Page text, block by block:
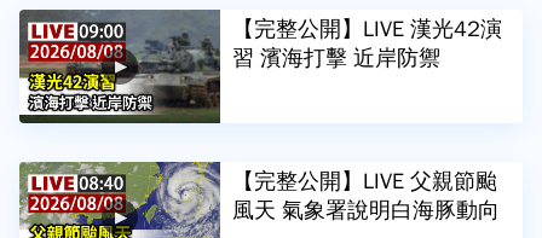
【完整公開】LIVE 漢光42演
習 濱海打擊 近岸防禦
【完整公開】LIVE 父親節颱
風天 氣象署說明白海豚動向